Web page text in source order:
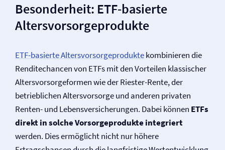
Besonderheit: ETF-basierte
Altersvorsorgeprodukte
ETF-basierte Altersvorsorgeproduktekombinieren die
Renditechancen von ETFs mit den Vorteilen klassischer
Altersvorsorgeformen wie der Riester-Rente, der
betrieblichen Altersvorsorge und anderen privaten
Renten- und Lebens­versicherungen. Dabei können ETFs
direkt in solche Vorsorgeprodukte integriert
werden. Dies ermöglicht nicht nur höhere